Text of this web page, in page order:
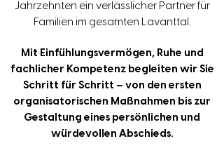
Jahrzehnten ein verlässlicher Partner für
Familien im gesamten Lavanttal.
Mit Einfühlungsvermögen, Ruhe und
fachlicher Kompetenz begleiten wir Sie
Schritt für Schritt – von den ersten
organisatorischen Maßnahmen bis zur
Gestaltung eines persönlichen und
würdevollen Abschieds.